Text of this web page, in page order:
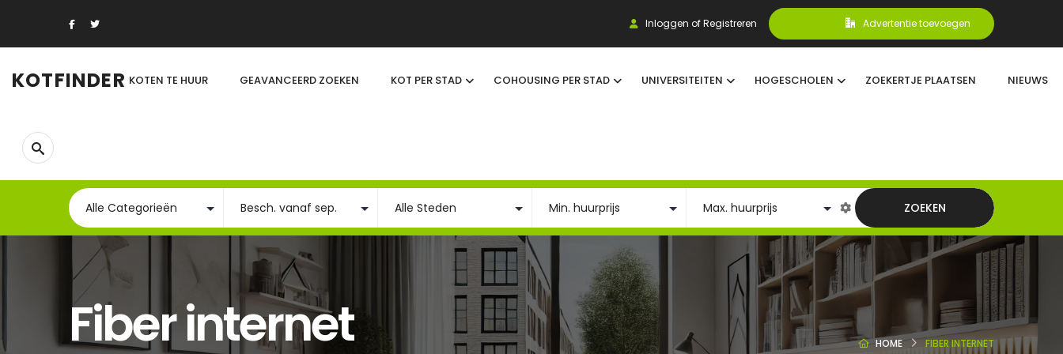
Inloggen of Registreren Advertentie toevoegen
KOTFINDER KOTEN TE HUUR GEAVANCEERD ZOEKEN KOT PER STAD COHOUSING PER STAD UNIVERSITEITEN HOGESCHOLEN ZOEKERTJE PLAATSEN NIEUWS
ZOEKEN
Fiber internet HOME FIBER INTERNET